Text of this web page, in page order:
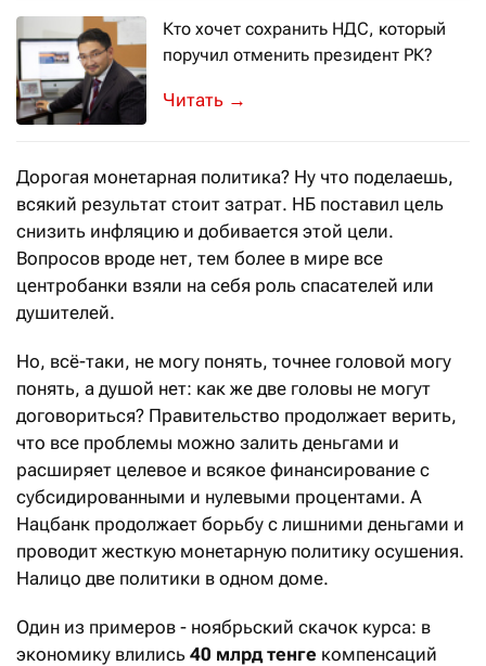
Кто хочет сохранить НДС, который
поручил отменить президент РК?
На эту тему Forbes.kz поговорил с
→
Дорогая монетарная политика? Ну что поделаешь,
всякий результат стоит затрат. НБ поставил цель
снизить инфляцию и добивается этой цели.
Вопросов вроде нет, тем более в мире все
центробанки взяли на себя роль спасателей или
душителей.
Но, всё-таки, не могу понять, точнее головой могу
понять, а душой нет: как же две головы не могут
договориться? Правительство продолжает верить,
что все проблемы можно залить деньгами и
расширяет целевое и всякое финансирование с
субсидированными и нулевыми процентами. А
Нацбанк продолжает борьбу с лишними деньгами и
проводит жесткую монетарную политику осушения.
Налицо две политики в одном доме.
Один из примеров - ноябрьский скачок курса: в
экономику влились 40 млрд тенге компенсаций